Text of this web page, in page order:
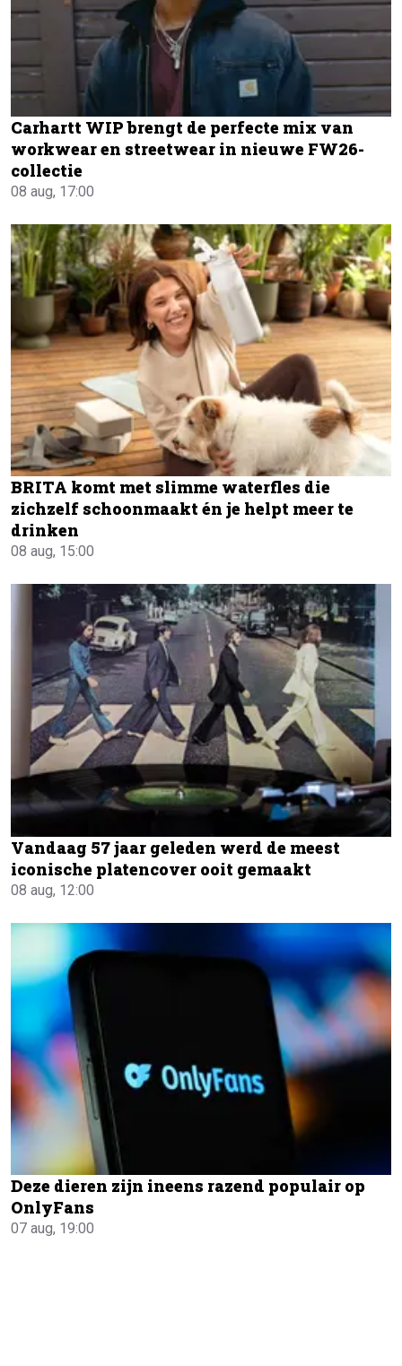
Carhartt WIP brengt de perfecte mix van
workwear en streetwear in nieuwe FW26-
collectie
08 aug, 17:00
BRITA komt met slimme waterfles die
zichzelf schoonmaakt én je helpt meer te
drinken
08 aug, 15:00
Vandaag 57 jaar geleden werd de meest
iconische platencover ooit gemaakt
08 aug, 12:00
Deze dieren zijn ineens razend populair op
OnlyFans
07 aug, 19:00